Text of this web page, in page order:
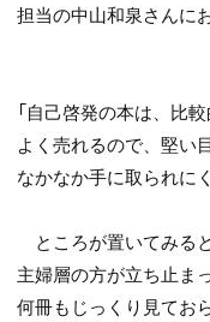
担当の中山和泉さんに
「自己啓発の本は、比
よく売れるので、堅い
なかなか手に取られに
ところが置いてみる
主婦層の方が立ち止ま
何冊もじっくり見てお